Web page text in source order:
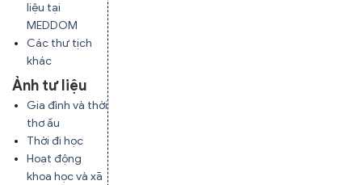
liệu tại
MEDDOM
Các thư tịch
khác
Ảnh tư liệu
Gia đình và thời
thơ ấu
Thời đi học
Hoạt động
khoa học và xã